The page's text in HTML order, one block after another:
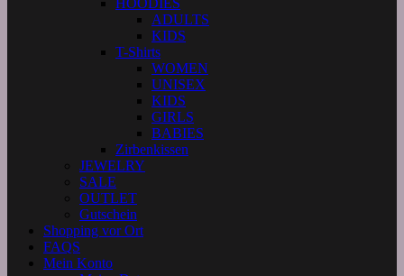
HOODIES
ADULTS
KIDS
T-Shirts
WOMEN
UNISEX
KIDS
GIRLS
BABIES
Zirbenkissen
JEWELRY
SALE
OUTLET
Gutschein
Shopping vor Ort
FAQS
Mein Konto